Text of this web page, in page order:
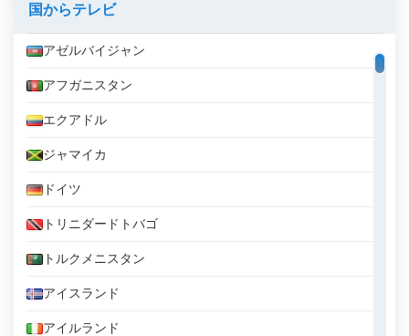
国からテレビ
アゼルバイジャン
アフガニスタン
エクアドル
ジャマイカ
ドイツ
トリニダードトバゴ
トルクメニスタン
アイスランド
アイルランド